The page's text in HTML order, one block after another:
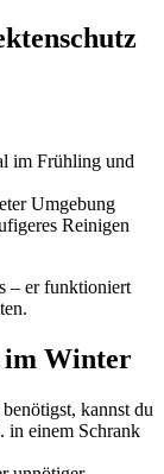
im Frühling und
Umgebung
Reinigen
– er funktioniert
im Winter
kannst du
in einem Schrank